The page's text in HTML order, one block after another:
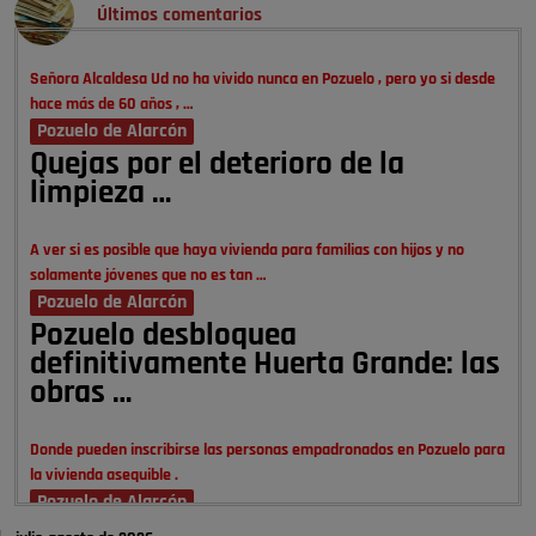
Últimos comentarios
Señora Alcaldesa Ud no ha vivido nunca en Pozuelo , pero yo si desde
hace más de 60 años , …
Pozuelo de Alarcón
Quejas por el deterioro de la
limpieza …
A ver si es posible que haya vivienda para familias con hijos y no
solamente jóvenes que no es tan …
Pozuelo de Alarcón
Pozuelo desbloquea
definitivamente Huerta Grande: las
obras …
Donde pueden inscribirse las personas empadronados en Pozuelo para
la vivienda asequible .
Pozuelo de Alarcón